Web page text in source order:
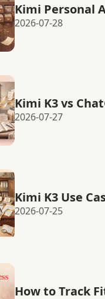
Kimi Personal
2026-07-28
Kimi K3 vs
2026-07-27
Kimi K3 Use
2026-07-25
How to Track